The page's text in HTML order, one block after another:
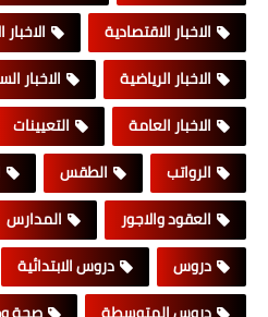
الاخبار الاقتصادية
الاخبار الرياضية
الاخبار
الاخبار العامة
التعيينات
الرواتب
الطقس
العقود والاجور
المدارس
دروس
دروس الابتدائية